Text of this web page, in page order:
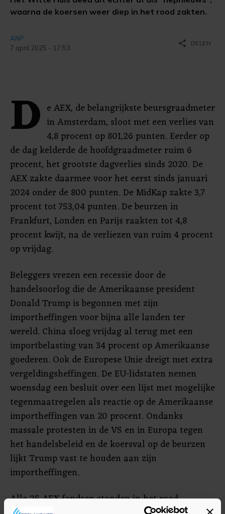
waarna de koersen weer diep in het rood zakten.
ANP
7 april 2025 - 17:53
share DELEN
D e AEX, de belangrijkste beursgraadmeter
in Amsterdam, sloot met een verlies van
4,8 procent op 801,26 punten. Eerder op
de dag kelderde de hoofdgraadmeter ruim 6
procent, het grootste dagverlies sinds 2020. De
AEX zakte daarmee voor het eerst sinds januari
2024 onder de 800 punten. De MidKap zakte 3,7
procent tot 753,04 punten. De beurzen in
Frankfurt, Londen en Parijs raakten tot 4,8
procent kwijt, na de verliezen van ruim 4 procent
op vrijdag.
Beleggers vrezen een recessie door de
handelsoorlog die de Amerikaanse president
Donald Trump is begonnen met zijn
importheffingen voor bijna alle landen ter
wereld. China sloeg vrijdag al terug met een
importbelasting van 34 procent op Amerikaanse
goederen. Ook de Europese Unie dreigt met extra
vergeldingsheffingen. De EU-lidstaten nemen
woensdag een besluit over een lijst met mogelijke
tegenmaatregelen als reactie op de Amerikaanse
importheffingen van 20 procent. Ondanks
massale protesten in de VS en in Europa tegen
het handelsbeleid en de koersval op de beurzen
lijkt Trump vast te houden aan zijn
importheffingen.
Alle 25 AEX-fondsen stonden in het rood.